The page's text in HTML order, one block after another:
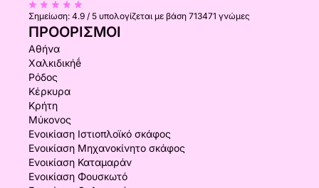
Σημείωση: 4.9 / 5 υπολογίζεται με βάση 713471 γνώμες
ΠΡΟΟΡΙΣΜΟΊ
Αθήνα
Χαλκιδικήḗ
Ρόδος
Κέρκυρα
Κρήτη
Μύκονος
Ενοικίαση Ιστιοπλοϊκό σκάφος
Ενοικίαση Μηχανοκίνητο σκάφος
Ενοικίαση Καταμαράν
Ενοικίαση Φουσκωτό